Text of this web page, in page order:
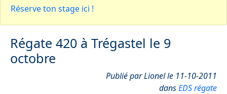
Réserve ton stage ici !
Régate 420 à Trégastel le 9
octobre
Publié par Lionel le 11-10-2011
dansEDS régate